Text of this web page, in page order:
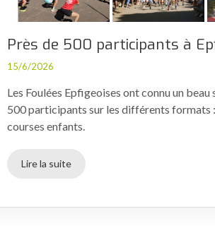
Près de 500 participants à
15/6/2026
Les Foulées Epfigeoises ont connu un beau
500 participants sur les différents formats
courses enfants.
Lire la suite